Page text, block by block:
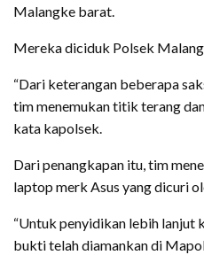
Malangke barat.
Mereka diciduk Polsek
“Dari keterangan beberapa
tim menemukan titik terang
kata kapolsek.
Dari penangkapan itu, tim
laptop merk Asus yang dicuri
“Untuk penyidikan lebih lanjut
bukti telah diamankan di